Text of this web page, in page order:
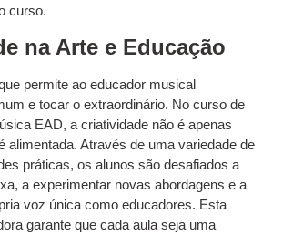
curso.
na Arte e Educação
permite ao educador musical
e tocar o extraordinário. No curso de
EAD, a criatividade não é apenas
alimentada. Através de uma variedade de
práticas, os alunos são desafiados a
a experimentar novas abordagens e a
voz única como educadores. Esta
garante que cada aula seja uma